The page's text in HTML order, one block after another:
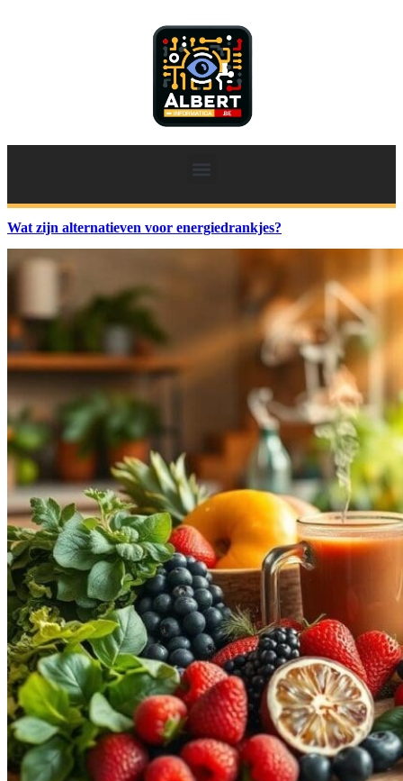
Wat zijn alternatieven voor energiedrankjes?